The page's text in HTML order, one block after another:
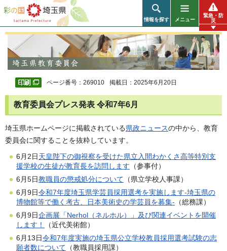
彩の国 埼玉県
情報を探す メニュー
緊急・防
災
ページ番号：269010 掲載日：2025年6月20日
教育委員会プレス発表 令和7年6月
埼玉県ホームページに掲載されている県政ニュースの中から、教育
委員会に関することを抜粋しています。
6月2日天皇陛下の御視察を受けた県立入間わかくさ高等特別支
援学校の生徒が教育長を訪問します （参事付）
6月5日教職員の懲戒処分について （県立学校人事課）
6月9日令和7年度埼玉県学芸員採用選考を実施します-埼玉県の
博物館等で働く考古、日本美術史の学芸員を募集- （総務課）
6月9日企画展「Nerhol（ネルホル）」及び関連イベントを開催
します！
（近代美術館）
6月13日令和7年度実施の埼玉県公立学校教員採用選考試験の志
願者数について （教職員採用課）